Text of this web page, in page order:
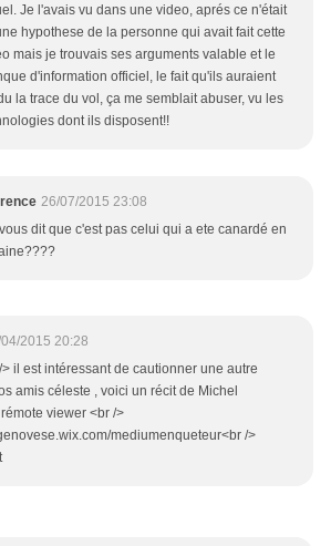
Je l'avais vu dans une video, aprés ce n'était
hypothese de la personne qui avait fait cette
mais je trouvais ses arguments valable et le
d'information officiel, le fait qu'ils auraient
la trace du vol, ça me semblait abuser, vu les
dont ils disposent!!
26/07/2015 23:08
dit que c'est pas celui qui a ete canardé en
2015 20:28
il est intéressant de cautionner une autre
amis céleste , voici un récit de Michel
viewer <br />
mediumenqueteur<br />